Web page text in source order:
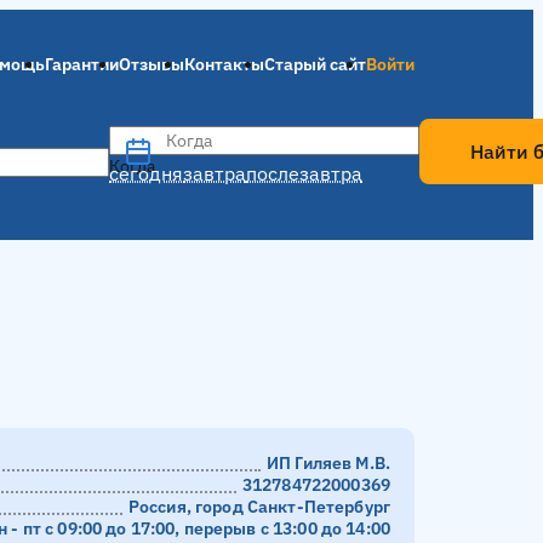
ГарантииОтзывыКонтактыСтарый сайтВойти
Когда
сегоднязавтрапослезавтра
Когда
Найти
ИП Гиляев М.В.
312784722000369
Россия, город Санкт-Петербург
- пт с 09:00 до 17:00, перерыв с 13:00 до 14:00